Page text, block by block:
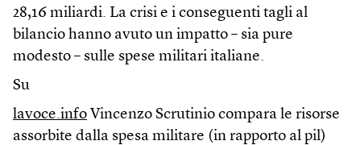
28,16 miliardi. La crisi e i conseguenti tagli al
bilancio hanno avuto un impatto – sia pure
modesto – sulle spese militari italiane.
Su
lavoce.info Vincenzo Scrutinio compara le risorse
assorbite dalla spesa militare (in rapporto al pil)